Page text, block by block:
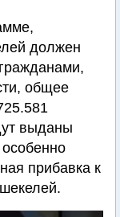
должен
общее
выданы
прибавка к